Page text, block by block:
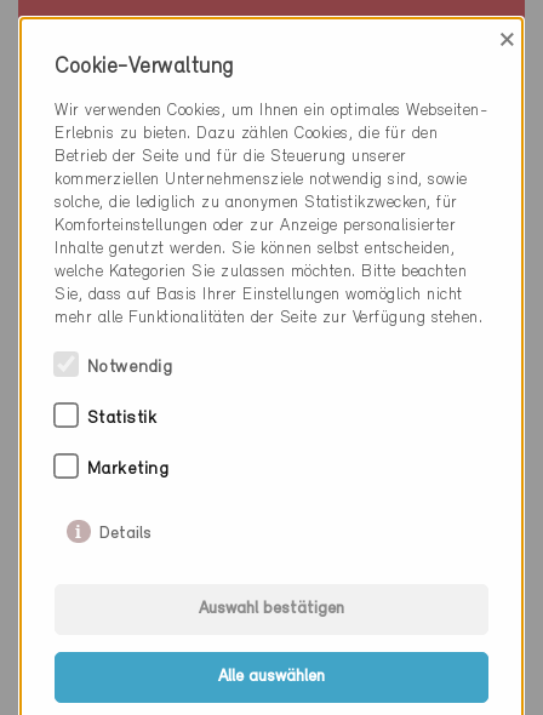
Definitiv
Füllinsdorf 4414
Neubau, EFH
BL-1118
Definitiv
Ramlinsburg 4433
Cookie-Verwaltung
×
Wir verwenden Cookies, um Ihnen ein optimales Webseiten-
Erlebnis zu bieten. Dazu zählen Cookies, die für den
Betrieb der Seite und für die Steuerung unserer
kommerziellen Unternehmensziele notwendig sind, sowie
solche, die lediglich zu anonymen Statistikzwecken, für
Komforteinstellungen oder zur Anzeige personalisierter
Inhalte genutzt werden. Sie können selbst entscheiden,
welche Kategorien Sie zulassen möchten. Bitte beachten
Sie, dass auf Basis Ihrer Einstellungen womöglich nicht
mehr alle Funktionalitäten der Seite zur Verfügung stehen.
Notwendig
Statistik
Marketing
Details
Auswahl bestätigen
Alle auswählen